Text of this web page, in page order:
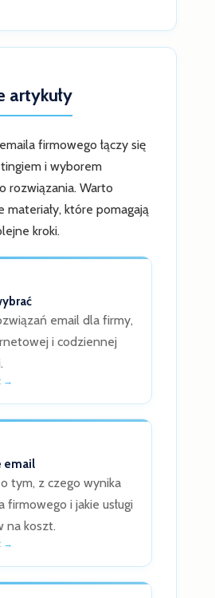
artykuły
firmowego łączy się
i wyborem
rozwiązania. Warto
materiały, które pomagają
kroki.
email dla firmy,
i codziennej
→
email
tym, z czego wynika
firmowego i jakie usługi
na koszt.
→